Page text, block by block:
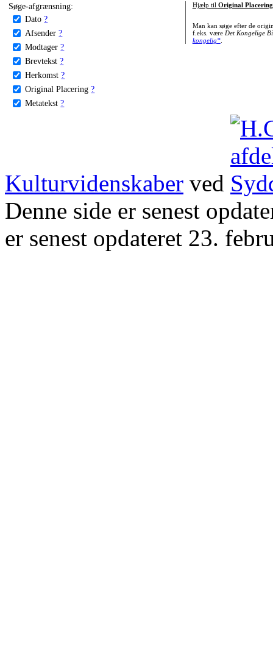
Søge-afgrænsning:
Dato ?
Afsender ?
Modtager ?
Brevtekst ?
Herkomst ?
Original Placering ?
Metatekst ?
Hjælp til Original Placering
Man kan søge efter de
f.eks. være Det Kongelige
kongelig*.
Kulturvidenskaber ved
Denne side er senest
er senest opdateret 23.